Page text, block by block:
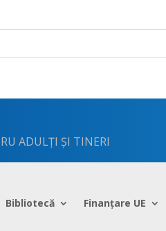
ADULȚI ȘI TINERI
Bibliotecă Finanțare UE